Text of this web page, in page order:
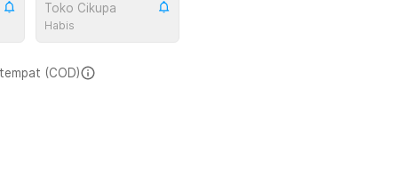
Toko Cikupa
Habis
(COD)